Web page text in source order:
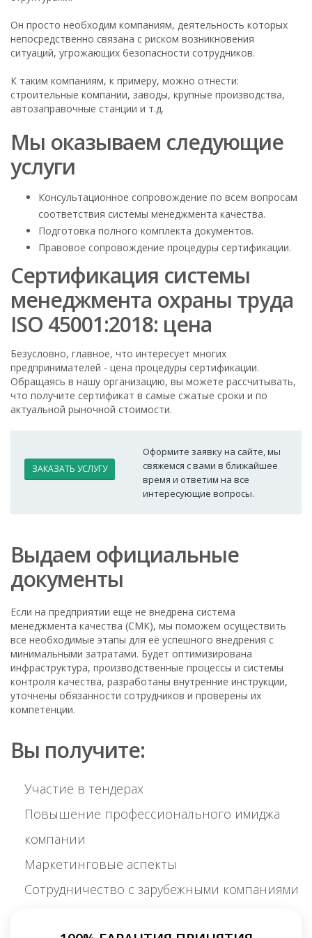
Он просто необходим компаниям, деятельность которых
непосредственно связана с риском возникновения
ситуаций, угрожающих безопасности сотрудников.
К таким компаниям, к примеру, можно отнести:
строительные компании, заводы, крупные производства,
автозаправочные станции и т.д.
Мы оказываем следующие
услуги
Консультационное сопровождение по всем вопросам
соответствия системы менеджмента качества.
Подготовка полного комплекта документов.
Правовое сопровождение процедуры сертификации.
Сертификация системы
менеджмента охраны труда
ISO 45001:2018: цена
Безусловно, главное, что интересует многих
предпринимателей - цена процедуры сертификации.
Обращаясь в нашу организацию, вы можете рассчитывать,
что получите сертификат в самые сжатые сроки и по
актуальной рыночной стоимости.
ЗАКАЗАТЬ УСЛУГУ
Оформите заявку на сайте, мы
свяжемся с вами в ближайшее
время и ответим на все
интересующие вопросы.
Выдаем официальные
документы
Если на предприятии еще не внедрена система
менеджмента качества (СМК), мы поможем осуществить
все необходимые этапы для её успешного внедрения с
минимальными затратами. Будет оптимизирована
инфраструктура, производственные процессы и системы
контроля качества, разработаны внутренние инструкции,
уточнены обязанности сотрудников и проверены их
компетенции.
Вы получите:
Участие в тендерах
Повышение профессионального имиджа
компании
Маркетинговые аспекты
Сотрудничество с зарубежными компаниями